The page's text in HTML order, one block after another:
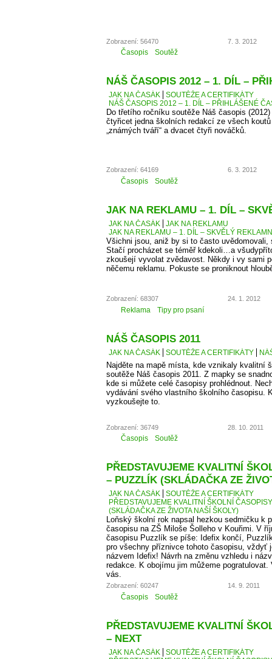
Zobrazení: 56470 7. 3. 2012
Časopis Soutěž
NÁŠ ČASOPIS 2012 – 1. DÍL –
JAK NA ČASÁK
SOUTĚŽE A CERTIFIKÁTY
NÁŠ ČASOPIS 2012 – 1. DÍL – PŘIHLÁŠENÉ
Do třetího ročníku soutěže Náš časopis
čtyřicet jedna školních redakcí ze všech
„známých tváří“ a dvacet čtyři nováčků.
Zobrazení: 64169 6. 3. 2012
Časopis Soutěž
JAK NA REKLAMU – 1. DÍL –
JAK NA ČASÁK
JAK NA REKLAMU
JAK NA REKLAMU – 1. DÍL – SKVĚLÝ
Všichni jsou, aniž by si to často
Stačí procházet se téměř kdekoli…a
zkoušejí vyvolat zvědavost. Někdy i vy sami
něčemu reklamu. Pokuste se proniknout
Zobrazení: 68307 24. 1. 2012
Reklama Tipy pro psaní
NÁŠ ČASOPIS 2011
JAK NA ČASÁK SOUTĚŽE A CERTIFIKÁTY
Najděte na mapě místa, kde vznikaly kvalitní
soutěže Náš časopis 2011. Z mapky se
kde si můžete celé časopisy prohlédnout.
vydávání svého vlastního školního časopisu.
vyzkoušejte to.
Zobrazení: 36749 28. 10. 2011
Časopis Soutěž
PŘEDSTAVUJEME KVALITNÍ
– PUZZLÍK (SKLÁDAČKA ZE
JAK NA ČASÁK
SOUTĚŽE A CERTIFIKÁTY
PŘEDSTAVUJEME KVALITNÍ ŠKOLNÍ
(SKLÁDAČKA ZE ŽIVOTA NAŠÍ ŠKOLY)
Loňský školní rok napsal hezkou sedmičku k
časopisu na ZŠ Miloše Šolleho v Kouřimi. V
časopisu Puzzlík se píše: Idefix končí,
pro všechny příznivce tohoto časopisu, vždyť
názvem Idefix! Návrh na změnu vzhledu i
redakce. K obojímu jim můžeme
vás.
Zobrazení: 60247 14. 9. 2011
Časopis Soutěž
PŘEDSTAVUJEME KVALITNÍ
– NEXT
JAK NA ČASÁK
SOUTĚŽE A CERTIFIKÁTY